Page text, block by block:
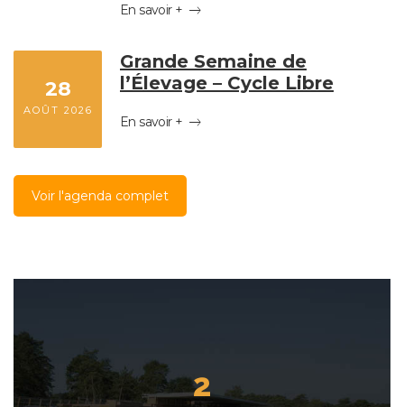
En savoir +
28
AOÛT 2026
Grande Semaine de
l’Élevage – Cycle Libre
En savoir +
Voir l'agenda complet
2